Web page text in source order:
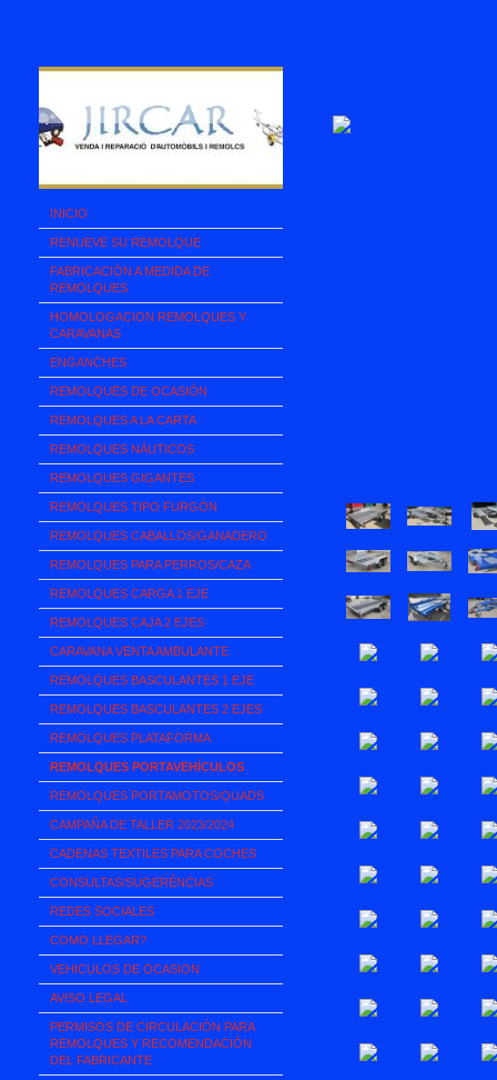
INICIO
RENUEVE SU REMOLQUE
FABRICACIÓN A MEDIDA DE
REMOLQUES
HOMOLOGACION REMOLQUES Y
CARAVANAS
ENGANCHES
REMOLQUES DE OCASIÓN
REMOLQUES A LA CARTA
REMOLQUES NÁUTICOS
REMOLQUES GIGANTES
REMOLQUES TIPO FURGÓN
REMOLQUES CABALLOS/GANADERO
REMOLQUES PARA PERROS/CAZA
REMOLQUES CARGA 1 EJE
REMOLQUES CAJA 2 EJES
CARAVANA VENTA AMBULANTE
REMOLQUES BASCULANTES 1 EJE
REMOLQUES BASCULANTES 2 EJES
REMOLQUES PLATAFORMA
REMOLQUES PORTAVEHÍCULOS
REMOLQUES PORTAMOTOS/QUADS
CAMPAÑA DE TALLER 2023/2024
CADENAS TEXTILES PARA COCHES
CONSULTAS/SUGERÉNCIAS
REDES SOCIALES
COMO LLEGAR?
VEHICULOS DE OCASION
AVISO LEGAL
PERMISOS DE CIRCULACIÓN PARA
REMOLQUES Y RECOMENDACIÓN
DEL FABRICANTE